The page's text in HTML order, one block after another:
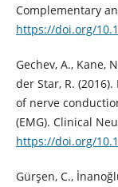
Complementary
https://doi.org/
Gechev, A., Kane,
der Star, R.
of nerve
(EMG). Clinical
https://doi.org/
Gürşen, C.,